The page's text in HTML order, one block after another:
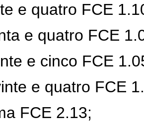
e quatro FCE
e quatro FCE
e cinco FCE
e quatro FCE
FCE 2.13;